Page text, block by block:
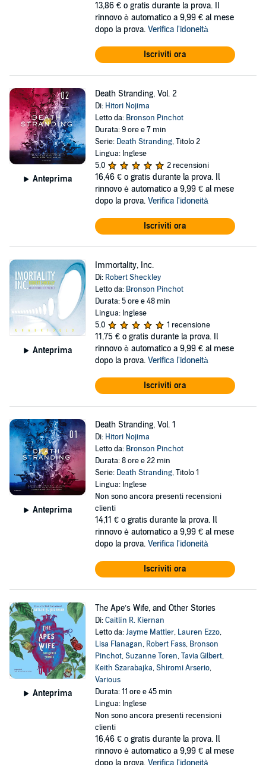
13,86 € o gratis durante la prova. Il
rinnovo è automatico a 9,99 € al mese
dopo la prova. Verifica l'idoneità
Iscriviti ora
Anteprima
Death Stranding, Vol. 2
Di: Hitori Nojima
Letto da: Bronson Pinchot
Durata: 9 ore e 7 min
Serie: Death Stranding, Titolo 2
Lingua: Inglese
5,0
2 recensioni
16,46 € o gratis durante la prova. Il
rinnovo è automatico a 9,99 € al mese
dopo la prova. Verifica l'idoneità
Iscriviti ora
Anteprima
Immortality, Inc.
Di: Robert Sheckley
Letto da: Bronson Pinchot
Durata: 5 ore e 48 min
Lingua: Inglese
5,0
1 recensione
11,75 € o gratis durante la prova. Il
rinnovo è automatico a 9,99 € al mese
dopo la prova. Verifica l'idoneità
Iscriviti ora
Anteprima
Death Stranding, Vol. 1
Di: Hitori Nojima
Letto da: Bronson Pinchot
Durata: 8 ore e 22 min
Serie: Death Stranding, Titolo 1
Lingua: Inglese
Non sono ancora presenti recensioni
clienti
14,11 € o gratis durante la prova. Il
rinnovo è automatico a 9,99 € al mese
dopo la prova. Verifica l'idoneità
Iscriviti ora
Anteprima
The Ape’s Wife, and Other Stories
Di:Caitlín R. Kiernan
Letto da:Jayme Mattler, Lauren Ezzo,
Lisa Flanagan, Robert Fass, Bronson
Pinchot,Suzanne Toren,Tavia Gilbert,
Keith Szarabajka,Shiromi Arserio,
Various
Durata: 11 ore e 45 min
Lingua: Inglese
Non sono ancora presenti recensioni
clienti
16,46 € o gratis durante la prova. Il
rinnovo è automatico a 9,99 € al mese
dopo la prova. Verifica l'idoneità